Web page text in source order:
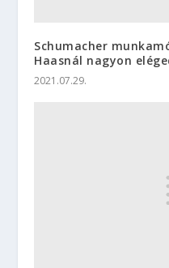
Schumacher
Haasnál nagyon
2021.07.29.